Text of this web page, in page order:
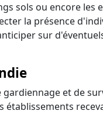
sols ou encore les
la présence
sur
et de
établissements